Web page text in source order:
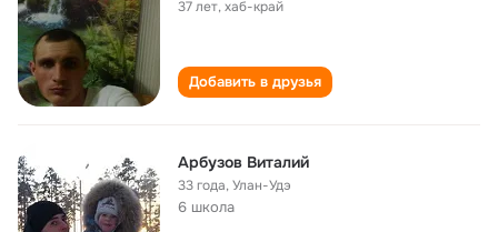
37 лет,хаб-край
Добавить в друзья
Арбузов Виталий
33 года,Улан-Удэ
6 школа